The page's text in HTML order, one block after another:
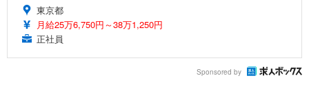
東京都
月給25万6,750円～38万1,250円
正社員
Sponsored by